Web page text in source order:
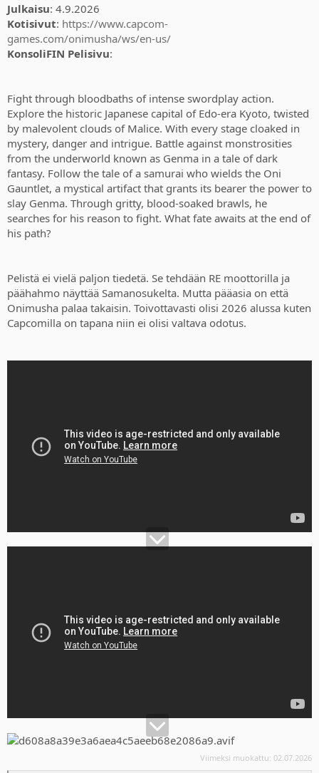
Julkaisu: 4.9.2026
Kotisivut: https://www.capcom-
games.com/onimusha/ws/en-us/
KonsoliFIN Pelisivu:
Fight through bloodbaths of intense swordplay action.
Explore the historic Japanese capital of Edo-era Kyoto, twisted
by malevolent clouds of Malice. With every stage cloaked in
mystery, danger and intrigue. Battle against monstrosities
from the underworld known as Genma in a tale of dark
fantasy. Follow the tale of a samurai who wields the Oni
Gauntlet, a mystical artifact that grants its bearer the power to
slay Genma. Through gritty, blood-soaked brawls, he
searches for his reason to fight. What fate awaits at the end of
his path?
Pelistä ei vielä paljon tiedetä. Se tehdään RE moottorilla ja
päähahmo näyttää Samanosukelta. Mutta pääasia on että
Onimusha palaa takaisin. Toivottavasti olisi 2026 alussa kuten
Capcomilla on tapana niin ei olisi valtava odotus.
Viimeksi muokattu: 02.07.2026